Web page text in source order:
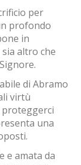
per
profondo
in
altro che
di Abramo
virtù
proteggerci
una
e amata da